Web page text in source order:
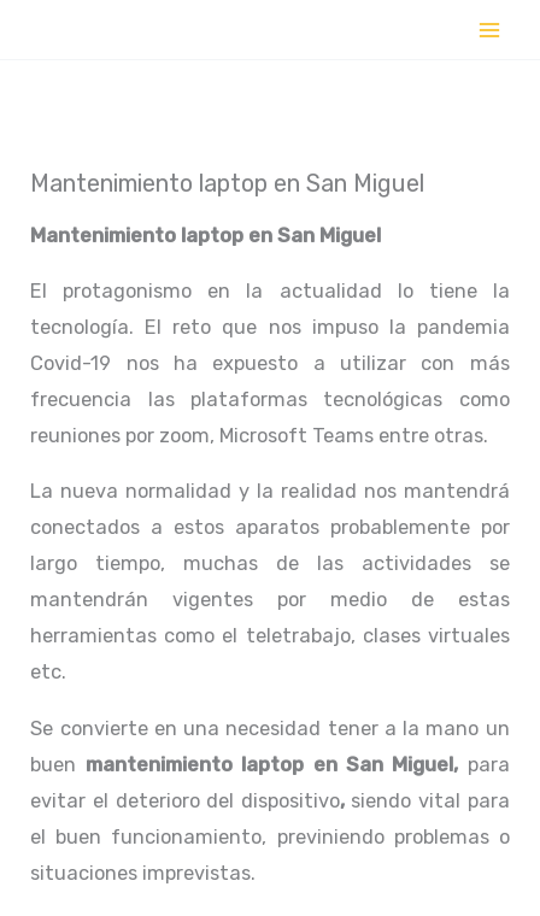
Mantenimiento laptop en San Miguel
Mantenimiento laptop en San Miguel
El protagonismo en la actualidad lo tiene la
tecnología. El reto que nos impuso la pandemia
Covid-19 nos ha expuesto a utilizar con más
frecuencia las plataformas tecnológicas como
reuniones por zoom, Microsoft Teams entre otras.
La nueva normalidad y la realidad nos mantendrá
conectados a estos aparatos probablemente por
largo tiempo, muchas de las actividades se
mantendrán vigentes por medio de estas
herramientas como el teletrabajo, clases virtuales
etc.
Se convierte en una necesidad tener a la mano un
buen mantenimiento laptop en San Miguel, para
evitar el deterioro del dispositivo, siendo vital para
el buen funcionamiento, previniendo problemas o
situaciones imprevistas.